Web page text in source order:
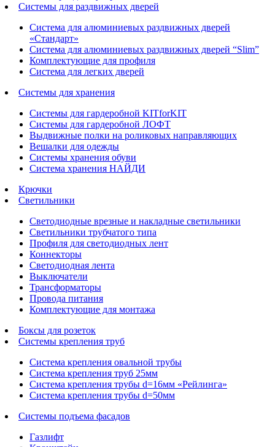
Системы для раздвижных дверей
Система для алюминиевых раздвижных дверей
«Стандарт»
Система для алюминиевых раздвижных дверей “Slim”
Комплектующие для профиля
Система для легких дверей
Системы для хранения
Системы для гардеробной KITforKIT
Системы для гардеробной ЛОФТ
Выдвижные полки на роликовых направляющих
Вешалки для одежды
Системы хранения обуви
Система хранения НАЙДИ
Крючки
Светильники
Светодиодные врезные и накладные светильники
Светильники трубчатого типа
Профиля для светодиодных лент
Коннекторы
Светодиодная лента
Выключатели
Трансформаторы
Провода питания
Комплектующие для монтажа
Боксы для розеток
Системы крепления труб
Система крепления овальной трубы
Система крепления труб 25мм
Система крепления трубы d=16мм «Рейлинга»
Система крепления трубы d=50мм
Системы подъема фасадов
Газлифт